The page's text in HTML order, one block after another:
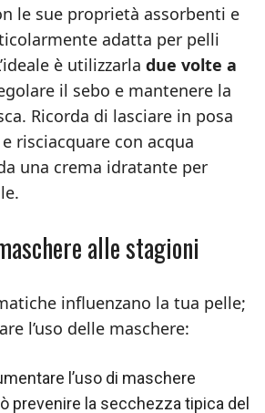
le sue proprietà assorbenti e
adatta per pelli
è utilizzarla due volte a
il sebo e mantenere la
Ricorda di lasciare in posa
risciacquare con acqua
una crema idratante per
alle stagioni
influenzano la tua pelle;
l’uso delle maschere:
l’uso di maschere
prevenire la secchezza tipica del